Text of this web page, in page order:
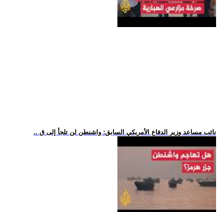
.. نائب مساعد وزير الدفاع الأمريكي السابق: واشنطن لن تلجأ إلى ق